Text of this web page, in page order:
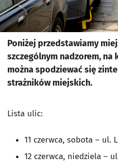
Poniżej przedstawiamy
szczególnym nadzorem, na
można spodziewać się
strażników miejskich.
Lista ulic:
11 czerwca, sobota – ul.
12 czerwca, niedziela –